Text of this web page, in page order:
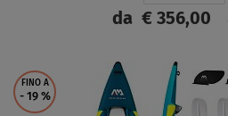
da€ 356,00
SCHERMO
FINO A
- 19 %